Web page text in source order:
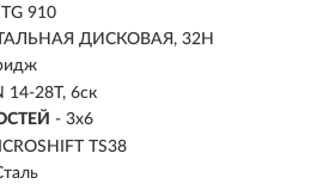
910
ДИСКОВАЯ, 32H
14-28T, 6ск
- 3x6
TS38